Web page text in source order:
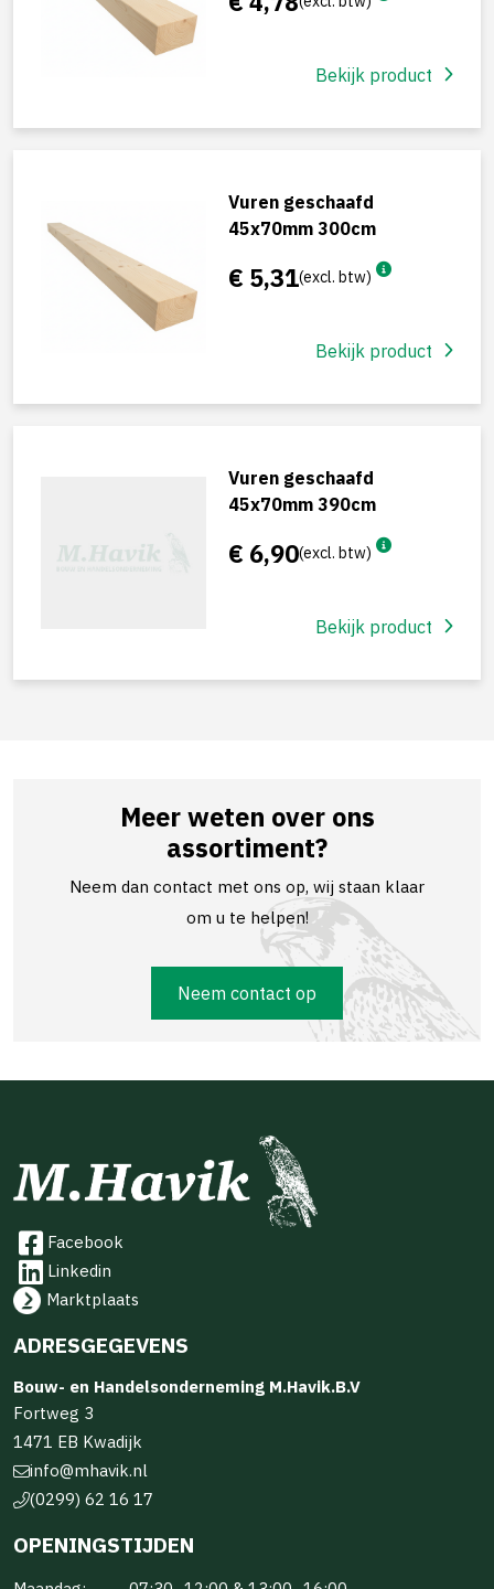
Bekijk product
Vuren geschaafd
45x70mm 300cm
€ 5,31(excl. btw)
Bekijk product
Vuren geschaafd
45x70mm 390cm
€ 6,90(excl. btw)
Bekijk product
Meer weten over ons
assortiment?
Neem dan contact met ons op, wij staan klaar
om u te helpen!
Neem contact op
Facebook
Linkedin
Marktplaats
ADRESGEGEVENS
Bouw- en Handelsonderneming M.Havik.B.V
Fortweg 3
1471 EB Kwadijk
info@mhavik.nl
(0299) 62 16 17
OPENINGSTIJDEN